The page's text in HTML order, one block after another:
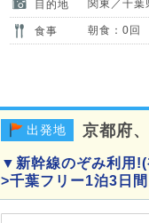
目的地 関東／千葉
食事 朝食：0回
出発地 京都府
▼新幹線のぞみ利用!(
>千葉フリー1泊3日間